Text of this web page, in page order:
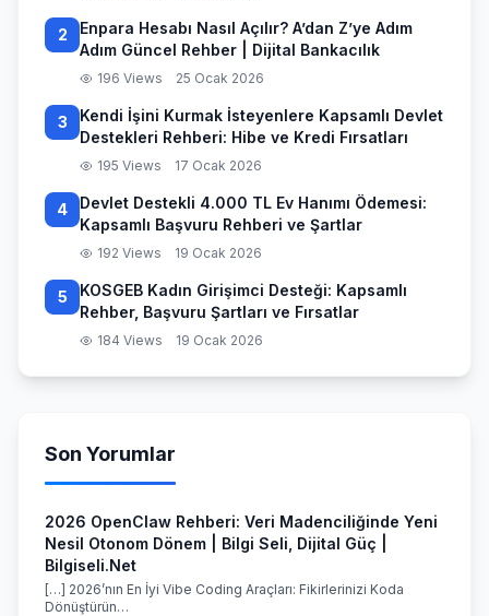
2
Enpara Hesabı Nasıl Açılır? A’dan Z’ye Adım
Adım Güncel Rehber | Dijital Bankacılık
196 Views 25 Ocak 2026
3
Kendi İşini Kurmak İsteyenlere Kapsamlı Devlet
Destekleri Rehberi: Hibe ve Kredi Fırsatları
195 Views 17 Ocak 2026
4
Devlet Destekli 4.000 TL Ev Hanımı Ödemesi:
Kapsamlı Başvuru Rehberi ve Şartlar
192 Views 19 Ocak 2026
5
KOSGEB Kadın Girişimci Desteği: Kapsamlı
Rehber, Başvuru Şartları ve Fırsatlar
184 Views 19 Ocak 2026
Son Yorumlar
2026 OpenClaw Rehberi: Veri Madenciliğinde Yeni
Nesil Otonom Dönem | Bilgi Seli, Dijital Güç |
Bilgiseli.Net
[…] 2026’nın En İyi Vibe Coding Araçları: Fikirlerinizi Koda
Dönüştürün…